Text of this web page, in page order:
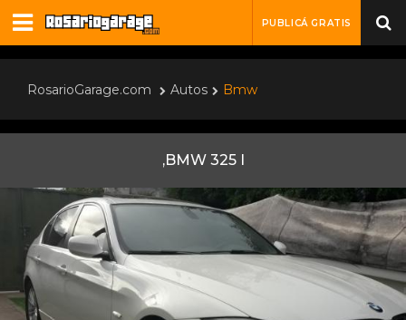
PUBLICÁ GRATIS
RosarioGarage.com Autos Bmw
,BMW 325 I